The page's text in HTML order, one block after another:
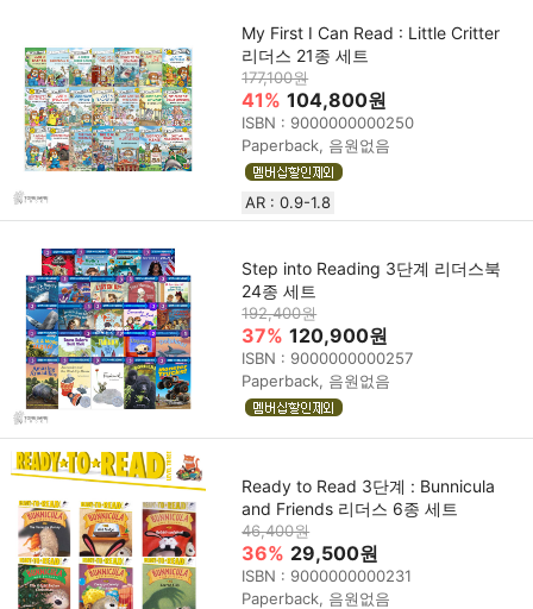
My First I Can Read : Little Critter
리더스 21종 세트
177,100원
41% 104,800원
ISBN : 9000000000250
Paperback, 음원없음
AR : 0.9-1.8
Step into Reading 3단계 리더스북
24종 세트
192,400원
37% 120,900원
ISBN : 9000000000257
Paperback, 음원없음
Ready to Read 3단계 : Bunnicula
and Friends 리더스 6종 세트
46,400원
36% 29,500원
ISBN : 9000000000231
Paperback, 음원없음